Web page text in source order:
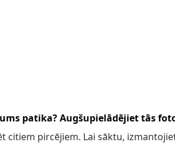
patika? Augšupielādējiet tās
citiem pircējiem. Lai sāktu,